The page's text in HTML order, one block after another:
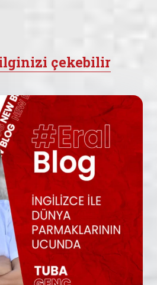
ilginizi çekebilir